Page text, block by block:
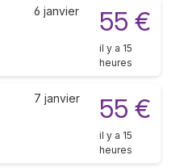
6 janvier 55 €
il y a 15
heures
7 janvier 55 €
il y a 15
heures